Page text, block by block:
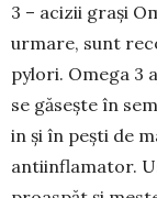
3 – acizii grași
urmare, sunt
pylori. Omega 3
se găseș­te în
in și în pești de
antiin­fla­mator.